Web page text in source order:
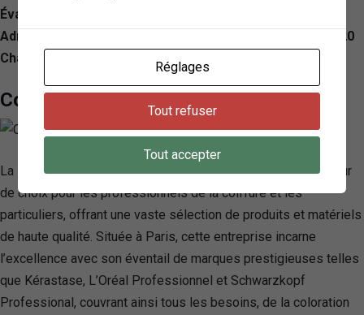
Évaluation: 4.8/ 5 — 187
Adresse: 37 Av. du Maréchal de Lattre de Tassigny, 94220
Charenton-le-Pont, France
Coiffure Du Palais
La Plateforme du Coiffeur se distingue comme un fournisseur
de choix pour les professionnels de la coiffure et les
particuliers, offrant une vaste sélection de produits et matériels
de haute qualité. Située à Paris, cette entreprise incarne
l’excellence avec son éventail de marques prestigieuses telles
que Kérastase, L’Oréal Professionnel et Schwarzkopf
Professional, couvrant ainsi tous les besoins, de la coloration
Réglages
Tout refuser
Tout accepter